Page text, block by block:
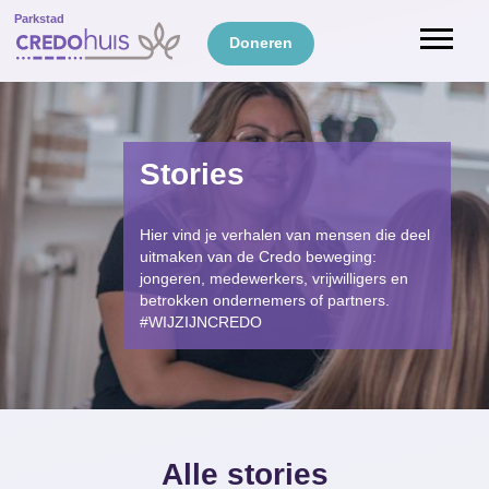
Doneren
Parkstad
Stories
Hier vind je verhalen van mensen die deel
uitmaken van de Credo beweging:
jongeren, medewerkers, vrijwilligers en
betrokken ondernemers of partners.
#WIJZIJNCREDO
Alle stories